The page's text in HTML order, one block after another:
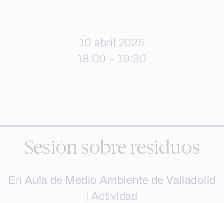
10 abril 2025
18:00 – 19:30
Sesión sobre residuos
En Aula de Medio Ambiente de Valladolid
Actividad